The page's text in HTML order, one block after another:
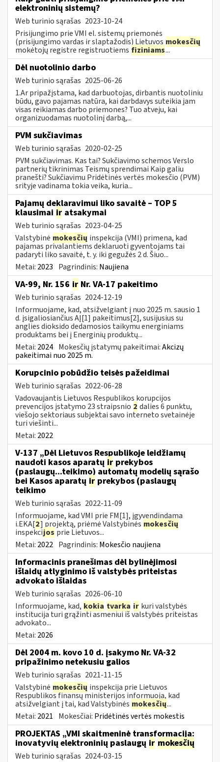
elektroninių sistemų?
Web turinio sąrašas 2023-10-24
Prisijungimo prie VMI el. sistemų priemonės
(prisijungimo vardas ir slaptažodis) Lietuvos mokesčių
mokėtojų registre registruotiems fiziniams...
Dėl nuotolinio darbo
Web turinio sąrašas 2025-06-26
1.Ar pripažįstama, kad darbuotojas, dirbantis nuotoliniu
būdu, gavo pajamas natūra, kai darbdavys suteikia jam
visas reikiamas darbo priemones? Tuo atveju, kai
organizuodamas nuotolinį darbą,...
PVM sukčiavimas
Web turinio sąrašas 2020-02-25
PVM sukčiavimas. Kas tai? Sukčiavimo schemos Verslo
partnerių tikrinimas Teismų sprendimai Kaip galiu
pranešti? Sukčiavimu Pridėtinės vertės mokesčio (PVM)
srityje vadinama tokia veika, kuria...
Pajamų deklaravimui liko savaitė – TOP 5
klausimai ir atsakymai
Web turinio sąrašas 2023-04-25
Valstybinė mokesčių inspekcija (VMI) primena, kad
pajamas privalantiems deklaruoti gyventojams tai
padaryti liko savaitė, t. y. iki gegužės 2 d. Šiuo...
Metai: 2023 Pagrindinis: Naujiena
VA-99, Nr. 156 ir Nr. VA-17 pakeitimo
Web turinio sąrašas 2024-12-19
Informuojame, kad, atsižvelgiant į nuo 2025 m. sausio 1
d. įsigaliosiančius AĮ[1] pakeitimus[2], susijusius su
anglies dioksido dedamosios taikymu energiniams
produktams bei į Energinių produktų...
Metai: 2024 Mokesčių įstatymų pakeitimai:Akcizų
pakeitimai nuo 2025 m.
Korupcinio pobūdžio teisės pažeidimai
Web turinio sąrašas 2022-06-28
Vadovaujantis Lietuvos Respublikos korupcijos
prevencijos įstatymo 23 straipsnio 2 dalies 6 punktu,
viešojo sektoriaus subjektai savo interneto svetainėje
turi viešinti...
Metai: 2022
V-137 „Dėl Lietuvos Respublikoje leidžiamų
naudoti kasos aparatų ir prekybos
(paslaugų...teikimo) automatų modelių sąrašo
bei Kasos aparatų ir prekybos (paslaugų
teikimo
Web turinio sąrašas 2022-11-09
Informuojame, kad VMI prie FM[1], įgyvendindama
i.EKA[2] projektą, priėmė Valstybinės mokesčių
inspekcijos prie Lietuvos...
Metai: 2022 Pagrindinis: Mokesčio naujiena
Informacinis pranešimas dėl bylinėjimosi
išlaidų atlyginimo iš valstybės priteistas
advokato išlaidas
Web turinio sąrašas 2026-06-10
Informuojame, kad, kokia tvarka ir kuri valstybės
institucija turi grąžinti asmeniui iš valstybės priteistas
advokato...
Metai: 2026
Dėl 2004 m. kovo 10 d. įsakymo Nr. VA-32
pripažinimo netekusiu galios
Web turinio sąrašas 2021-11-15
Valstybinė mokesčių inspekcija prie Lietuvos
Respublikos finansų ministerijos informuoja, kad
atsižvelgiant į tai, kad Valstybinės mokesčių...
Metai: 2021 Mokesčiai: Pridėtinės vertės mokestis
PROJEKTAS „VMI skaitmeninė transformacija:
inovatyvių elektroninių paslaugų ir mokesčių
Web turinio sąrašas 2024-03-15